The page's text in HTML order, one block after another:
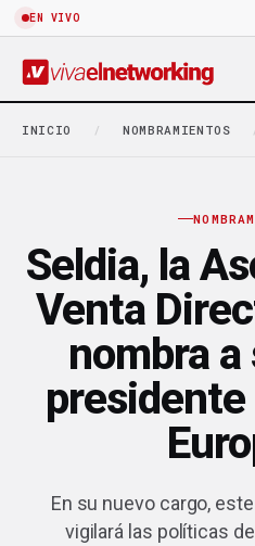
EN VIVO
INICIO / NOMBRAMIENTOS
Seldia, la
Venta
nombra
presidente
En su nuevo cargo,
vigilará las políticas